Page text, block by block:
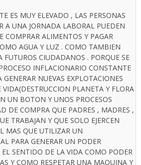
ES MUY ELEVADO , LAS PERSONAS
A UNA JORNADA LABORAL PUEDEN
COMPRAR ALIMENTOS Y PAGAR
AGUA Y LUZ . COMO TAMBIEN
FUTUROS CIUDADANOS . PORQUE SE
INFLACIONARIO CONSTANTE
GENERAR NUEVAS EXPLOTACIONES
VIDA(DESTRUCCION PLANETA Y FLORA
UN BOTON Y UNOS PROCESOS
DE COMPRA QUE PADRES , MADRES ,
TRABAJAN Y QUE SOLO EJERCEN
MAS QUE UTILIZAR UN
PARA GENERAR UN PODER
SENTIDO DE LA VIDA COMO PODER
Y COMO RESPETAR UNA MAQUINA Y